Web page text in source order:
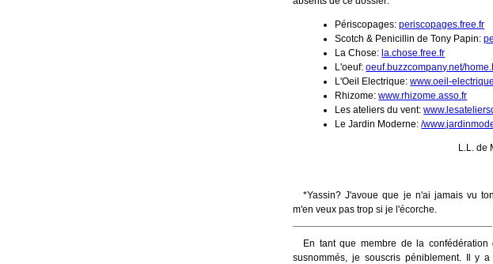
Périscopages:periscopages.free.fr
Scotch & Penicillin de Tony Papin:
La Chose: la.chose.free.fr
L'oeuf:oeuf.buzzcompany.net/
L'Oeil Electrique:www.oeil-
Rhizome:www.rhizome.asso.fr
Les ateliers du vent:
Le Jardin Moderne:/
L.L. de
*Yassin? J'avoue que je n'ai jamais vu
m'en veux pas trop si je l'écorche.
En tant que membre de la confédération
susnommés, je souscris péniblement. Il y